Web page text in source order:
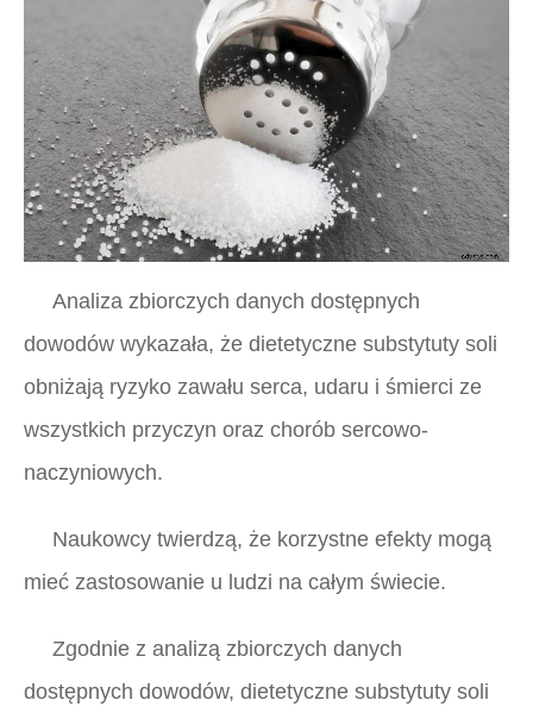
Analiza zbiorczych danych dostępnych
dowodów wykazała, że ​​dietetyczne substytuty soli
obniżają ryzyko zawału serca, udaru i śmierci ze
wszystkich przyczyn oraz chorób sercowo-
naczyniowych.
Naukowcy twierdzą, że korzystne efekty mogą
mieć zastosowanie u ludzi na całym świecie.
Zgodnie z analizą zbiorczych danych
dostępnych dowodów, dietetyczne substytuty soli